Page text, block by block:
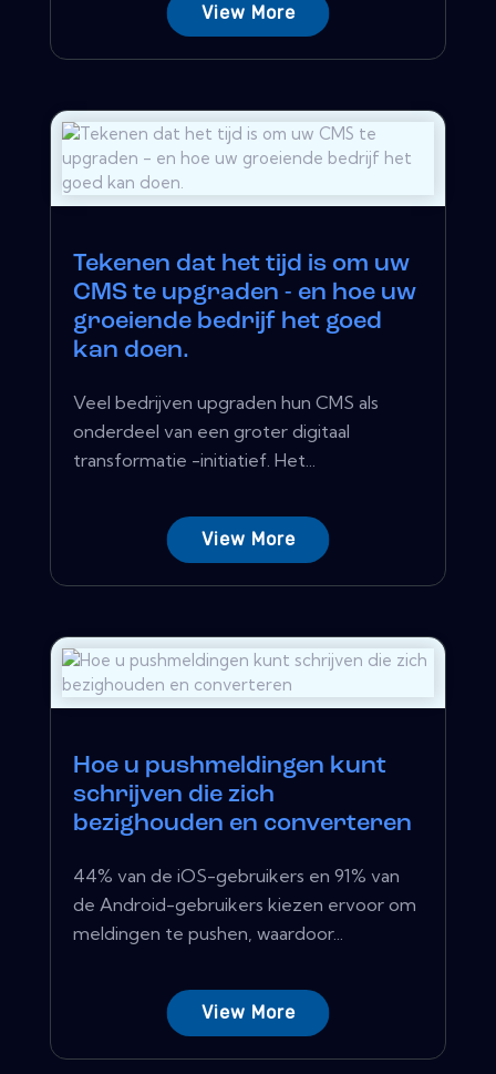
View More
Tekenen dat het tijd is om uw
CMS te upgraden - en hoe uw
groeiende bedrijf het goed
kan doen.
Veel bedrijven upgraden hun CMS als
onderdeel van een groter digitaal
transformatie -initiatief. Het...
View More
Hoe u pushmeldingen kunt
schrijven die zich
bezighouden en converteren
44% van de iOS-gebruikers en 91% van
de Android-gebruikers kiezen ervoor om
meldingen te pushen, waardoor...
View More